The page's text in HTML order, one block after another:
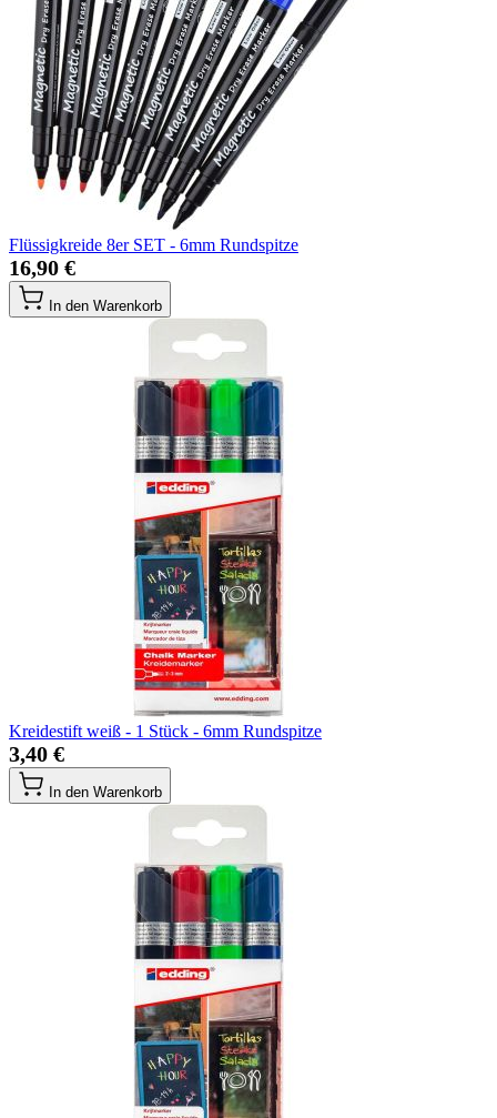
Flüssigkreide 8er SET - 6mm Rundspitze
16,90 €
In den Warenkorb
Kreidestift weiß - 1 Stück - 6mm Rundspitze
3,40 €
In den Warenkorb